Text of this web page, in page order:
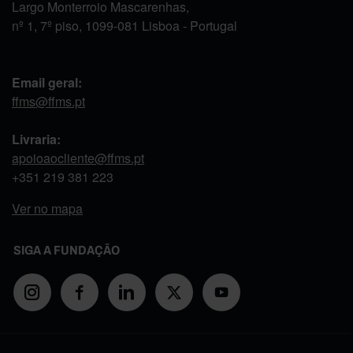
Largo Monterroio Mascarenhas,
nº 1, 7º piso, 1099-081 Lisboa - Portugal
Email geral:
ffms@ffms.pt
Livraria:
apoioaocliente@ffms.pt
+351 219 381 223
Ver no mapa
SIGA A FUNDAÇÃO